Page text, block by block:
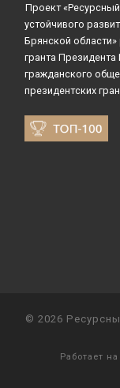
Проект
устойчивого
Брянской
гранта
гражданского
президентских
© 2026
Работает на